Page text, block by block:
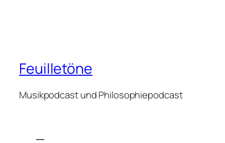
Feuilletöne
Musikpodcast und Philosophiepodcast